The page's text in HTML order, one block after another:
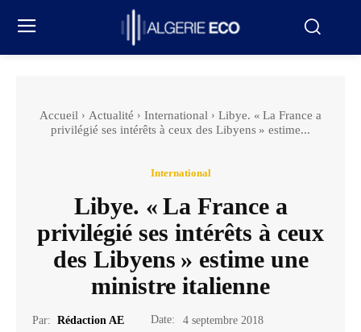
Accueil Actualité International
Libye. « La France a
privilégié ses intérêts à ceux des Libyens » estime...
International
Libye. « La France a
privilégié ses intérêts à ceux
des Libyens » estime une
ministre italienne
Par: Rédaction AE Date: 4 septembre 2018